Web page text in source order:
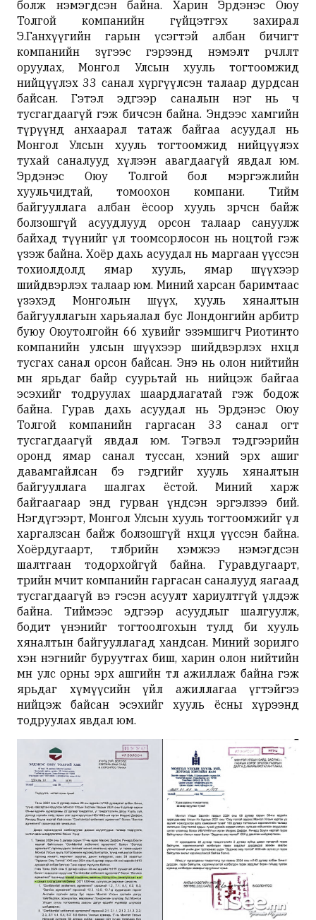
болж нэмэгдсэн байна. Харин Эрдэнэс Оюу
Толгой компанийн гүйцэтгэх захирал
Э.Ганхүүгийн гарын үсэгтэй албан бичигт
компанийн зүгээс гэрээнд нэмэлт өөрчлөлт
оруулах, Монгол Улсын хууль тогтоомжид
нийцүүлэх 33 санал хүргүүлсэн талаар дурдсан
байсан. Гэтэл эдгээр саналын нэг нь ч
тусгагдаагүй гэж бичсэн байна. Эндээс хамгийн
түрүүнд анхаарал татаж байгаа асуудал нь
Монгол Улсын хууль тогтоомжид нийцүүлэх
тухай саналууд хүлээн авагдаагүй явдал юм.
Эрдэнэс Оюу Толгой бол мэргэжлийн
хуульчидтай, томоохон компани. Тийм
байгууллага албан ёсоор хууль зөрчсөн байж
болзошгүй асуудлууд орсон талаар сануулж
байхад түүнийг үл тоомсорлосон нь ноцтой гэж
үзэж байна. Хоёр дахь асуудал нь маргаан үүссэн
тохиолдолд ямар хууль, ямар шүүхээр
шийдвэрлэх талаар юм. Миний харсан баримтаас
үзэхэд Монголын шүүх, хууль хяналтын
байгууллагын харьяалал бус Лондонгийн арбитр
буюу Оюутолгойн 66 хувийг эзэмшигч Риотинто
компанийн улсын шүүхээр шийдвэрлэх нөхцөл
тусгах санал орсон байсан. Энэ нь олон нийтийн
өмнө ярьдаг байр суурьтай нь нийцэж байгаа
эсэхийг тодруулах шаардлагатай гэж бодож
байна. Гурав дахь асуудал нь Эрдэнэс Оюу
Толгой компанийн гаргасан 33 санал огт
тусгагдаагүй явдал юм. Тэгвэл тэдгээрийн
оронд ямар санал туссан, хэний эрх ашиг
давамгайлсан бэ гэдгийг хууль хяналтын
байгууллага шалгах ёстой. Миний харж
байгаагаар энд гурван үндсэн эргэлзээ бий.
Нэгдүгээрт, Монгол Улсын хууль тогтоомжийг үл
харгалзсан байж болзошгүй нөхцөл үүссэн байна.
Хоёрдугаарт, төлбөрийн хэмжээ нэмэгдсэн
шалтгаан тодорхойгүй байна. Гуравдугаарт,
төрийн өмчит компанийн гаргасан саналууд яагаад
тусгагдаагүй вэ гэсэн асуулт хариултгүй үлдэж
байна. Тиймээс эдгээр асуудлыг шалгуулж,
бодит үнэнийг тогтоолгохын тулд би хууль
хяналтын байгууллагад хандсан. Миний зорилго
хэн нэгнийг буруутгах биш, харин олон нийтийн
өмнө улс орны эрх ашгийн төлөө ажиллаж байна гэж
ярьдаг хүмүүсийн үйл ажиллагаа үгтэйгээ
нийцэж байсан эсэхийг хууль ёсны хүрээнд
тодруулах явдал юм.